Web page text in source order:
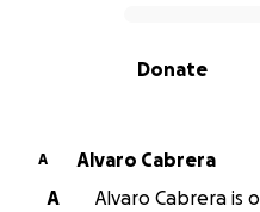
0% complete
Donate
A
Alvaro Cabrera
A
Alvaro Cabrera is